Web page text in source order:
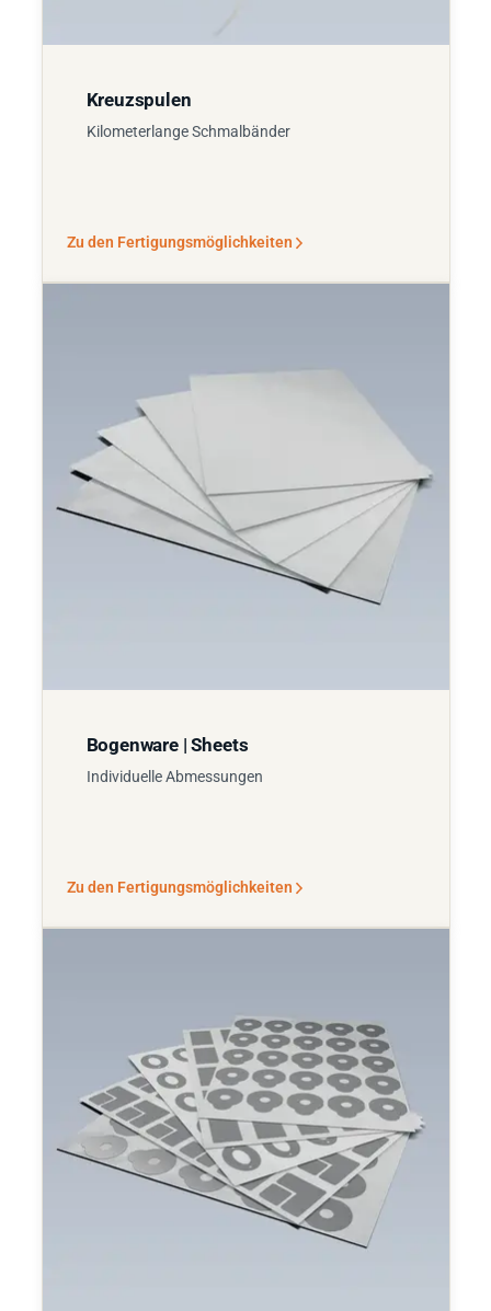
Kreuzspulen
Kilometerlange Schmalbänder
Zu den Fertigungsmöglichkeiten
Bogenware | Sheets
Individuelle Abmessungen
Zu den Fertigungsmöglichkeiten